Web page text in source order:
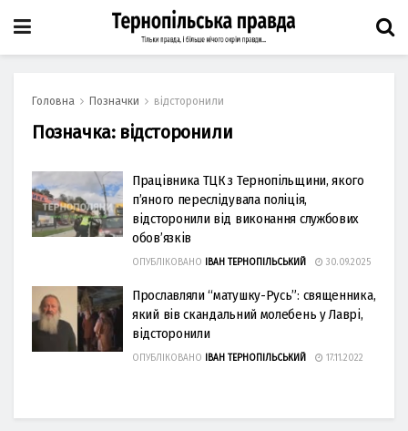
Головна Позначки відсторонили
Позначка: відсторонили
Працівника ТЦК з Тернопільщини, якого
п’яного переслідувала поліція,
відсторонили від виконання службових
обов’язків
ОПУБЛІКОВАНО ІВАН ТЕРНОПІЛЬСЬКИЙ 30.09.2025
Прославляли “матушку-Русь”: священника,
який вів скандальний молебень у Лаврі,
відсторонили
ОПУБЛІКОВАНО ІВАН ТЕРНОПІЛЬСЬКИЙ 17.11.2022